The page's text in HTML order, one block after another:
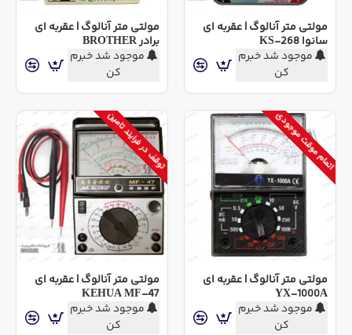
مولتی متر آنالوگ | عقربه ای
سانوا KS-268
موجود شد خبرم
کن
مولتی متر آنالوگ | عقربه ای
برادر BROTHER
موجود شد خبرم
کن
اتمام موقت موجودی
مولتی متر آنالوگ | عقربه ای
YX-1000A
موجود شد خبرم
کن
توقف در فرایند تامین
مولتی متر آنالوگ | عقربه ای
KEHUA MF-47
موجود شد خبرم
کن